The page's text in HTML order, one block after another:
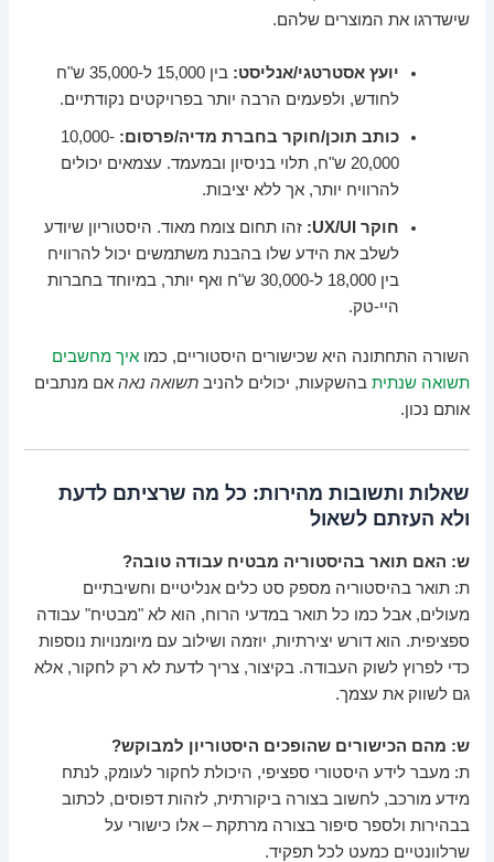
שישדרגו את המוצרים שלהם.
יועץ אסטרטגי/אנליסט:
בין 15,000 ל-35,000 ש"ח
לחודש, ולפעמים הרבה יותר בפרויקטים נקודתיים.
כותב תוכן/חוקר בחברת מדיה/פרסום: 10,000-
20,000 ש"ח, תלוי בניסיון ובמעמד. עצמאים יכולים
להרוויח יותר, אך ללא יציבות.
חוקר UX/UI:
זהו תחום צומח מאוד. היסטוריון שיודע
לשלב את הידע שלו בהבנת משתמשים יכול להרוויח
בין 18,000 ל-30,000 ש"ח ואף יותר, במיוחד בחברות
היי-טק.
השורה התחתונה היא שכישורים היסטוריים, כמואיך מחשבים
תשואה שנתית בהשקעות, יכולים להניבתשואה נאה אם מנתבים
אותם נכון.
שאלות ותשובות מהירות: כל מה שרציתם לדעת
ולא העזתם לשאול
ש: האם תואר בהיסטוריה מבטיח עבודה טובה?
ת: תואר בהיסטוריה מספק סט כלים אנליטיים וחשיבתיים
מעולים, אבל כמו כל תואר במדעי הרוח, הוא לא "מבטיח" עבודה
ספציפית. הוא דורש יצירתיות, יוזמה ושילוב עם מיומנויות נוספות
כדי לפרוץ לשוק העבודה. בקיצור, צריך לדעת לא רק לחקור, אלא
גם לשווק את עצמך.
ש: מהם הכישורים שהופכים היסטוריון למבוקש?
ת: מעבר לידע היסטורי ספציפי, היכולת לחקור לעומק, לנתח
מידע מורכב, לחשוב בצורה ביקורתית, לזהות דפוסים, לכתוב
בבהירות ולספר סיפור בצורה מרתקת – אלו כישורי על
שרלוונטיים כמעט לכל תפקיד.